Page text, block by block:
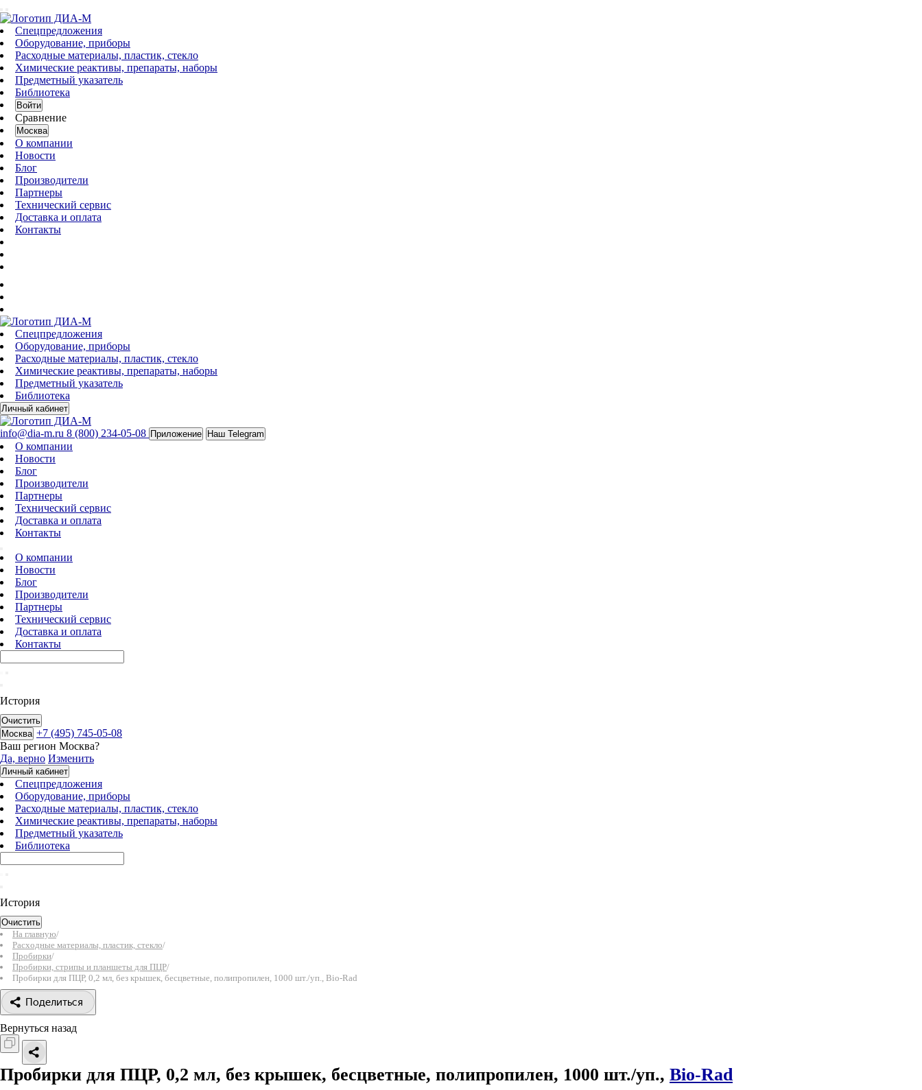
Спецпредложения
Оборудование, приборы
Расходные материалы, пластик, стекло
Химические реактивы, препараты, наборы
Предметный указатель
Библиотека
Войти
Сравнение
Москва
О компании
Новости
Блог
Производители
Партнеры
Технический сервис
Доставка и оплата
Контакты
Спецпредложения
Оборудование, приборы
Расходные материалы, пластик, стекло
Химические реактивы, препараты, наборы
Предметный указатель
Библиотека
Личный кабинет
info@dia-m.ru 8 (800) 234-05-08 Приложение Наш Telegram
О компании
Новости
Блог
Производители
Партнеры
Технический сервис
Доставка и оплата
Контакты
О компании
Новости
Блог
Производители
Партнеры
Технический сервис
Доставка и оплата
Контакты
История
Очистить
Москва +7 (495) 745-05-08
Ваш регион Москва?
Да, верно Изменить
Личный кабинет
Спецпредложения
Оборудование, приборы
Расходные материалы, пластик, стекло
Химические реактивы, препараты, наборы
Предметный указатель
Библиотека
История
Очистить
На главную/
Расходные материалы, пластик, стекло/
Пробирки/
Пробирки, стрипы и планшеты для ПЦР/
Пробирки для ПЦР, 0,2 мл, без крышек, бесцветные, полипропилен, 1000 шт./уп., Bio-Rad
Поделиться
Вернуться назад
Пробирки для ПЦР, 0,2 мл, без крышек, бесцветные, полипропилен, 1000 шт./уп., Bio-Rad